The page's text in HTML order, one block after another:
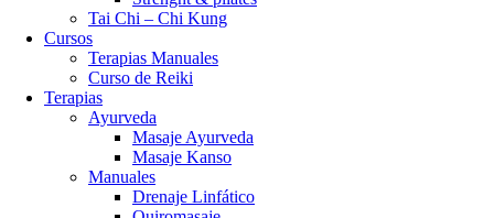
Tai Chi – Chi Kung
Cursos
Terapias Manuales
Curso de Reiki
Terapias
Ayurveda
Masaje Ayurveda
Masaje Kanso
Manuales
Drenaje Linfático